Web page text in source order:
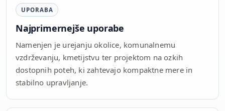
UPORABA
Najprimernejše uporabe
Namenjen je urejanju okolice, komunalnemu
vzdrževanju, kmetijstvu ter projektom na ozkih
dostopnih poteh, ki zahtevajo kompaktne mere in
stabilno upravljanje.